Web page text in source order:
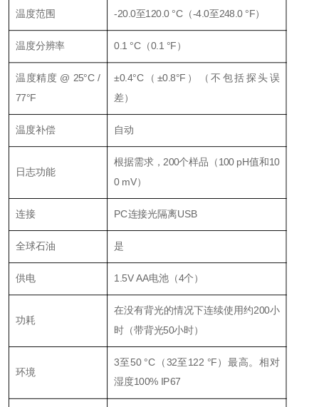
温度范围 -20.0至120.0 °C（-4.0至248.0 °F）
温度分辨率 0.1 °C（0.1 °F）
温度精度 @ 25°C /
77°F
±0.4°C（±0.8°F）（不包括探头误
差）
温度补偿 自动
日志功能
根据需求，200个样品（100 pH值和10
0 mV）
连接 PC连接光隔离USB
全球石油 是
供电 1.5V AA电池（4个）
功耗
在没有背光的情况下连续使用约200小
时（带背光50小时）
环境
3至50 °C（32至122 °F）最高。相对
湿度100% IP67